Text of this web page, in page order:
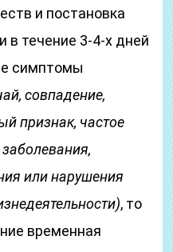
и постановка
в течение 3-4-х дней
симптомы
совпадение,
признак, частое
или нарушения
, то
временная